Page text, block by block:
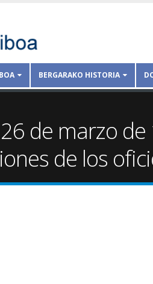
BERGARAKO HISTORIA
de marzo
de los